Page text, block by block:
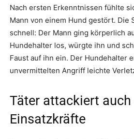
Nach ersten Erkenntnissen fühlte
Mann von einem Hund gestört. Die
schnell: Der Mann ging körperlich
Hundehalter los, würgte ihn und
Faust auf ihn ein. Der Hundehalter
unvermittelten Angriff leichte
Täter attackiert
Einsatzkräfte